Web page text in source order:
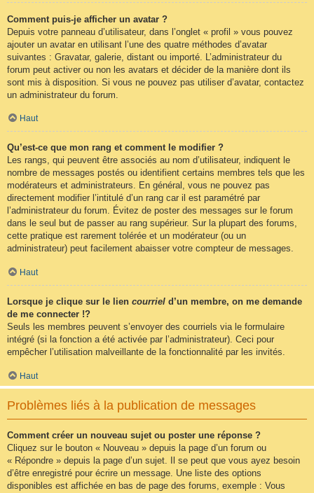
Comment puis-je afficher un avatar ?
Depuis votre panneau d’utilisateur, dans l’onglet « profil » vous pouvez
ajouter un avatar en utilisant l’une des quatre méthodes d’avatar
suivantes : Gravatar, galerie, distant ou importé. L’administrateur du
forum peut activer ou non les avatars et décider de la manière dont ils
sont mis à disposition. Si vous ne pouvez pas utiliser d’avatar, contactez
un administrateur du forum.
Haut
Qu’est-ce que mon rang et comment le modifier ?
Les rangs, qui peuvent être associés au nom d’utilisateur, indiquent le
nombre de messages postés ou identifient certains membres tels que les
modérateurs et administrateurs. En général, vous ne pouvez pas
directement modifier l’intitulé d’un rang car il est paramétré par
l’administrateur du forum. Évitez de poster des messages sur le forum
dans le seul but de passer au rang supérieur. Sur la plupart des forums,
cette pratique est rarement tolérée et un modérateur (ou un
administrateur) peut facilement abaisser votre compteur de messages.
Haut
Lorsque je clique sur le lien courriel d’un membre, on me demande
de me connecter !?
Seuls les membres peuvent s’envoyer des courriels via le formulaire
intégré (si la fonction a été activée par l’administrateur). Ceci pour
empêcher l’utilisation malveillante de la fonctionnalité par les invités.
Haut
Problèmes liés à la publication de messages
Comment créer un nouveau sujet ou poster une réponse ?
Cliquez sur le bouton « Nouveau » depuis la page d’un forum ou
« Répondre » depuis la page d’un sujet. Il se peut que vous ayez besoin
d’être enregistré pour écrire un message. Une liste des options
disponibles est affichée en bas de page des forums, exemple : Vous